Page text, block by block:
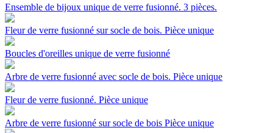
Ensemble de bijoux unique de verre fusionné. 3 pièces.
Fleur de verre fusionné sur socle de bois. Pièce unique
Boucles d'oreilles unique de verre fusionné
Arbre de verre fusionné avec socle de bois. Pièce unique
Fleur de verre fusionné. Pièce unique
Arbre de verre fusionné sur socle de bois Pièce unique